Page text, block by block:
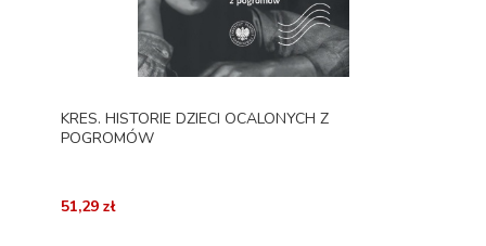
KRES. HISTORIE DZIECI OCALONYCH Z
POGROMÓW
51,29 zł